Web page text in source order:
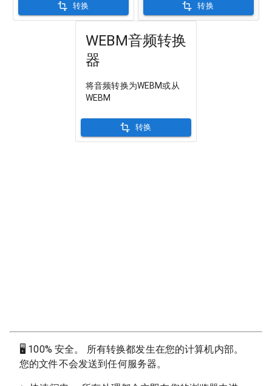
转换 转换
WEBM音频转换
器
将音频转换为WEBM或从
WEBM
转换
🖥 100% 安全。 所有转换都发生在您的计算机内部。
您的文件不会发送到任何服务器。